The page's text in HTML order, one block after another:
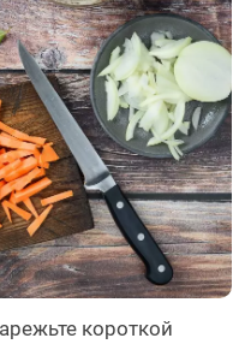
короткой